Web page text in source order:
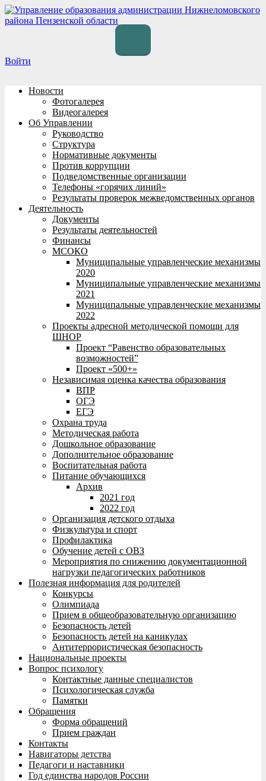
Перейти
к
Войти
Новости
Фотогалерея
Видеогалерея
Об Управлении
Руководство
Структура
Нормативные документы
Против коррупции
Подведомственные организации
Телефоны «горячих линий»
Результаты проверок межведомственных органов
Деятельность
Документы
Результаты деятельностей
Финансы
МСОКО
Муниципальные управленческие механизмы
2020
Муниципальные управленческие механизмы
2021
Муниципальные управленческие механизмы
2022
Проекты адресной методической помощи для
ШНОР
Проект “Равенство образовательных
возможностей”
Проект «500+»
Независимая оценка качества образования
ВПР
ОГЭ
ЕГЭ
Охрана труда
Методическая работа
Дошкольное образование
Дополнительное образование
Воспитательная работа
Питание обучающихся
Архив
2021 год
2022 год
Организация детского отдыха
Физкультура и спорт
Профилактика
Обучение детей с ОВЗ
Мероприятия по снижению документационной
нагрузки педагогических работников
Полезная информация для родителей
Конкурсы
Олимпиада
Прием в общеобразовательную организацию
Безопасность детей
Безопасность детей на каникулах
Антитеррористическая безопасность
Национальные проекты
Вопрос психологу
Контактные данные специалистов
Психологическая служба
Памятки
Обращения
Форма обращений
Прием граждан
Контакты
Навигаторы детства
Педагоги и наставники
Год единства народов России